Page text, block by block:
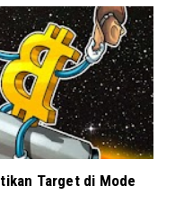
Target di Mode